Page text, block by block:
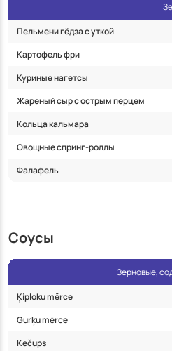
Пельмени гёдза с уткой
Картофель фри
Куриные нагетсы
Жареный сыр с острым перцем
Кольца кальмара
Овощные спринг-роллы
Фалафель
Соусы
Зерновые,
Ķiploku mērce
Gurķu mērce
Kečups